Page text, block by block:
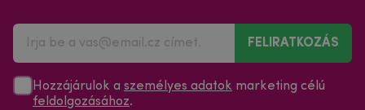
FELIRATKOZÁS
Hozzájárulok a személyes adatok marketing célú
feldolgozásához.